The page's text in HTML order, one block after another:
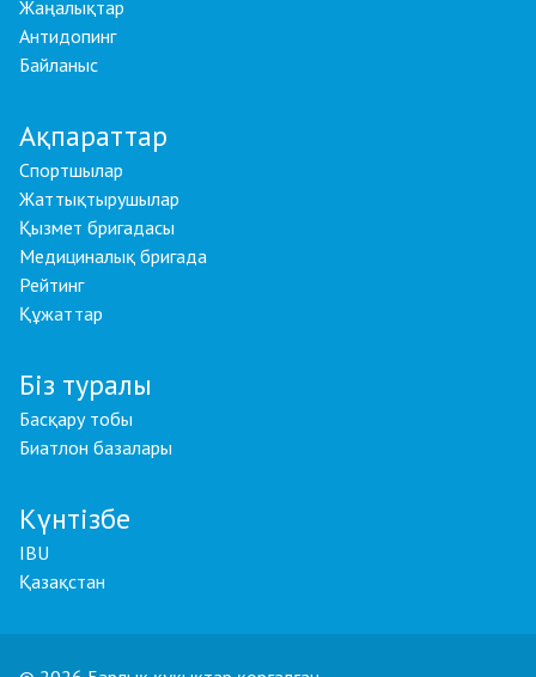
Жаңалықтар
Антидопинг
Байланыс
Ақпараттар
Спортшылар
Жаттықтырушылар
Қызмет бригадасы
Медициналық бригада
Рейтинг
Құжаттар
Біз туралы
Басқару тобы
Биатлон базалары
Күнтізбе
IBU
Қазақстан